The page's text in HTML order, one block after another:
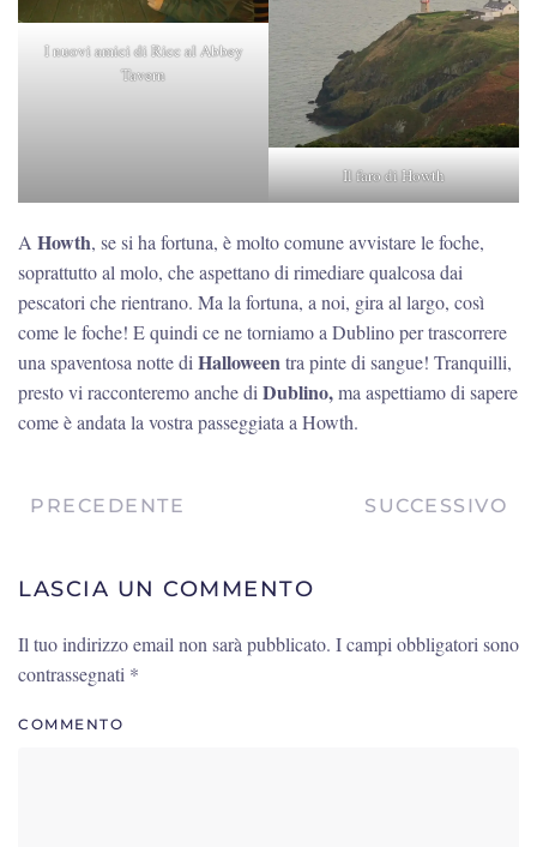
I nuovi amici di Ricc al Abbey
Tavern
Il faro di Howth
A Howth, se si ha fortuna, è molto comune avvistare le foche,
soprattutto al molo, che aspettano di rimediare qualcosa dai
pescatori che rientrano. Ma la fortuna, a noi, gira al largo, così
come le foche! E quindi ce ne torniamo a Dublino per trascorrere
una spaventosa notte di Halloweentra pinte di sangue! Tranquilli,
presto vi racconteremo anche di Dublino,ma aspettiamo di sapere
come è andata la vostra passeggiata a Howth.
PRECEDENTE SUCCESSIVO
LASCIA UN COMMENTO
Il tuo indirizzo email non sarà pubblicato. I campi obbligatori sono
contrassegnati *
COMMENTO